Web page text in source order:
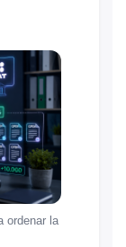
ordenar la